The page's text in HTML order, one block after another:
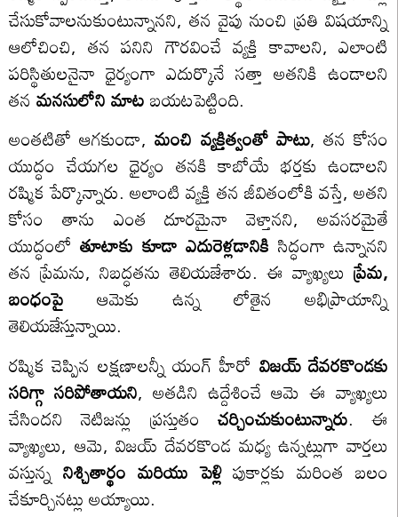
చేసుకోవాలనుకుంటున్నానని, తన వైపు నుంచి ప్రతి విషయాన్ని
ఆలోచించి, తన పనిని గౌరవించే వ్యక్తి కావాలని, ఎలాంటి
పరిస్థితులనైనా ధైర్యంగా ఎదుర్కొనే సత్తా అతనికి ఉండాలని
తనమనసులోని మాటబయటపెట్టింది.
అంతటితో ఆగకుండా,మంచి వ్యక్తిత్వంతో పాటు, తన కోసం
యుద్ధం చేయగల ధైర్యం తనకి కాబోయే భర్తకు ఉండాలని
రష్మిక పేర్కొన్నారు. అలాంటి వ్యక్తి తన జీవితంలోకి వస్తే, అతని
కోసం తాను ఎంత దూరమైనా వెళ్తానని, అవసరమైతే
యుద్ధంలోతూటాకు కూడా ఎదురెళ్లడానికి సిద్ధంగా ఉన్నానని
తన ప్రేమను, నిబద్ధతను తెలియజేశారు. ఈ వ్యాఖ్యలు ప్రేమ,
బంధంపై ఆమెకు ఉన్న లోతైన అభిప్రాయాన్ని
తెలియజేస్తున్నాయి.
రష్మిక చెప్పిన లక్షణాలన్నీ యంగ్ హీరో విజయ్ దేవరకొండకు
సరిగ్గా సరిపోతాయని, అతడిని ఉద్దేశించే ఆమె ఈ వ్యాఖ్యలు
చేసిందని నెటిజన్లు ప్రస్తుతం చర్చించుకుంటున్నారు. ఈ
వ్యాఖ్యలు, ఆమె, విజయ్ దేవరకొండ మధ్య ఉన్నట్లుగా వార్తలు
వస్తున్న నిశ్చితార్థం మరియు పెళ్లిపుకార్లకు మరింత బలం
చేకూర్చినట్లు అయ్యాయి.